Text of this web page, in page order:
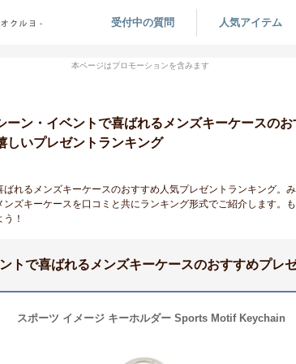
受付中の質問 人気アイテム
本ページはプロモーションを含みます
ーン・イベントで喜ばれるメンズキーケースの
しいプレゼントランキング
れるメンズキーケースのおすすめ人気プレゼントランキング。
ズキーケースを口コミと共にランキング形式でご紹介します。
！
トで喜ばれるメンズキーケースのおすすめプレ
スポーツ イメージ キーホルダー Sports Motif Keychain